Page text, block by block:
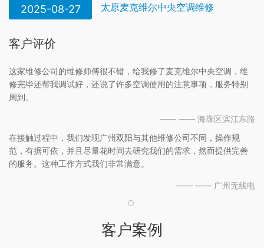
2025-08-27 太原麦克维尔中央空调维修
客户评价
这家维修公司的维修师傅很不错，给我修了麦克维尔中央空调，维
修完毕还帮我调试好，还说了许多空调使用的注意事项，服务特别
周到。
—— —— 海珠区滨江东路
在接触过程中，我们发现广州双阳与其他维修公司不同，操作规
范，有据可依，并且尽量花时间去研究我们的需求，然而提供完善
的服务。这种工作方式我们非常满意。
—— —— 广州无线电
客户案例